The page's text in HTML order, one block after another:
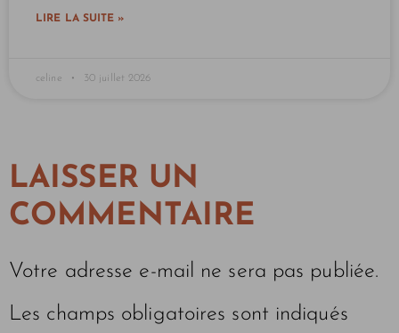
LIRE LA SUITE »
celine 30 juillet 2026
LAISSER UN
COMMENTAIRE
Votre adresse e-mail ne sera pas publiée.
Les champs obligatoires sont indiqués